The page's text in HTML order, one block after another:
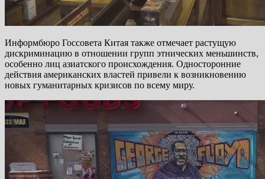
Информбюро Госсовета Китая также отмечает растущую
дискриминацию в отношении групп этнических меньшинств,
особенно лиц азиатского происхождения. Односторонние
действия американских властей привели к возникновению
новых гуманитарных кризисов по всему миру.